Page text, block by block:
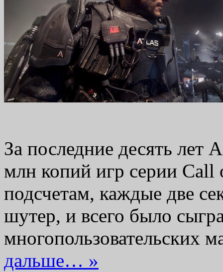
За последние десять лет
млн копий игр серии
подсчетам, каждые две
шутер, и всего было
многопользовательских
дальше… »